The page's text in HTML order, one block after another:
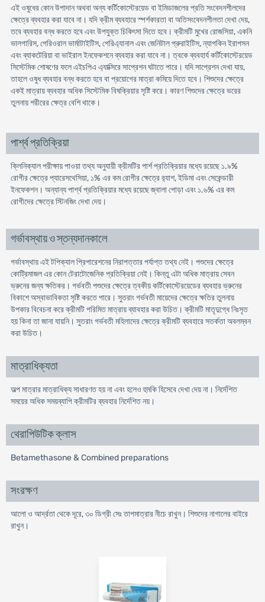
এই ওষুধের কোন উপাদান অথবা অন্য কর্টিকোস্টেরয়েড বা ইমিডাজলের প্রতি সংবেদনশীলদের
ক্ষেত্রে ব্যবহার করা যাবে না। যদি ক্রীম ব্যবহারে স্পর্শকারতা বা অতিসংবেদনশীলতা দেখা দেয়,
তবে ব্যবহার বন্ধ করতে হবে এবং উপযুক্ত চিকিৎসা দিতে হবে। ক্রীমটি মুখের রােজসিয়া, একনি
ভালগারিস, পেরিওরাল ভার্মাটাইটিস, পেরিএ্যানাল এবং জেনিটাল প্রুরাইটিস, ন্যাপকিন ইরাপসন
এবং ব্যাকটেরিয়া বা ভাইরাল ইনফেকশনে ব্যবহার করা যাবে না। ত্বকে ব্যবহার্য কর্টিকোস্টেরয়েড
সিস্টেমিক শােষণের ফলে এইচপিএ এ্যাক্সিরে সাপ্রেশন ঘটাতে পারে। যদি সাপ্রেশন দেখা যায়,
তাহলে ওষুধ ব্যবহার বন্ধ করতে হবে বা প্রয়ােগের মাত্রা কমিয়ে দিতে হবে। শিশুদের ক্ষেত্রে
একই মাত্রায় ব্যবহার অধিক সিস্টেমিক বিষক্রিয়ার সৃষ্টি করে। কারণ শিশুদের ক্ষেত্রে ভরের
তুলনায় শরীরের ক্ষেত্র বেশি থাকে।
পার্শ্ব প্রতিক্রিয়া
ক্লিনিক্যাল পরীক্ষায় পাওয়া তথ্য অনুযায়ী ক্রীমটির পার্শ প্রতিক্রিয়ার মধ্যে রয়েছে ১.৯%
রােগীর ক্ষেত্রে প্যারেসথেসিয়া, ১% এর কম রােগীর ক্ষেত্রে র‍্যাশ, ইডিমা এবং সেকেন্ডারী
ইনফেকশন। অন্যান্য পার্শ্ব প্রতিক্রিয়ার মধ্যে রয়েছে জ্বালা পােড়া এবং ১.৬% এর কম
রােগীদের ক্ষেত্রে স্টিনজিং দেখা দেয়।
গর্ভাবস্থায় ও স্তন্যদানকালে
গর্ভাবস্থায় এই টপিক্যাল প্রিপারেশনের নিরাপত্তার পর্যাপ্ত তথ্য নেই। পশুদের ক্ষেত্রে
কোট্রিমাজল এর কোন টেরাটোজেনিক প্রতিক্রিয়া নেই। কিন্তু এটা অধিক মাত্রায় সেবন
ভ্রুনের জন্য ক্ষতিকর। গর্ভবতী পশুদের ক্ষেত্রে ত্বকীয় কর্টিকোস্টেরয়েডের ব্যবহার ভ্রুনের
বিকাশে অস্বাভাবিকতা সৃষ্টি করতে পারে। সুতরাং গর্ভবতী মায়েদের ক্ষেত্রে ক্ষতির তুলনায়
উপকার বিবেচনা করে ক্রীমটি পরিমিত মাত্রায় ব্যাবহার করা উচিত। ক্রীমটি মাতৃদুগ্ধে নিঃসৃত
হয় কিনা তা জানা যায়নি। সুতরাং গর্ভবতী মহিলাদের ক্ষেত্রে ক্রীমটি ব্যবহারে সতর্কতা অবলম্বন
করা উচিত।
মাত্রাধিক্যতা
অল্প মাত্রার মাত্রাধিক্য সাধারণত হয় না এবং হলেও হুমকি হিসেবে দেখা দেয় না। নির্দেশিত
সময়ের অধিক সময়ব্যাপি ক্রীমটির ব্যবহার নির্দেশিত নয়।
থেরাপিউটিক ক্লাস
Betamethasone & Combined preparations
সংরক্ষণ
আলো ও আর্দ্রতা থেকে দূরে, ৩০ ডিগ্রী সেঃ তাপমাত্রার নীচে রাখুন। শিশুদের নাগালের বাইরে
রাখুন।